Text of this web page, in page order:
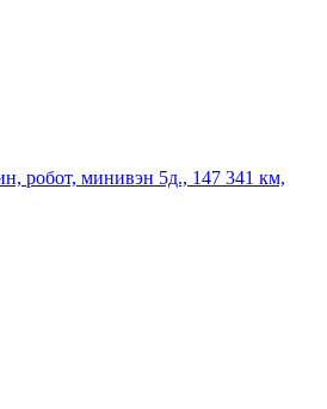
робот, минивэн 5д., 147 341 км,